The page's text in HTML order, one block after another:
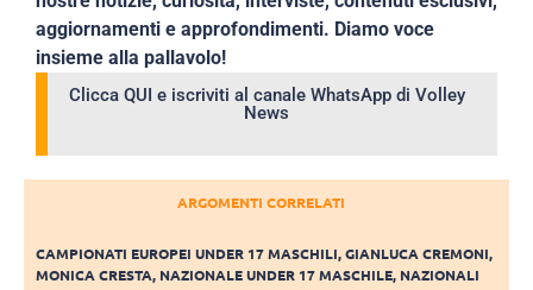
aggiornamenti e approfondimenti. Diamo voce
insieme alla pallavolo!
Clicca QUI e iscriviti al canale WhatsApp di Volley
News
ARGOMENTI CORRELATI
CAMPIONATI EUROPEI UNDER 17 MASCHILI,GIANLUCA CREMONI,
MONICA CRESTA, NAZIONALE UNDER 17 MASCHILE, NAZIONALI